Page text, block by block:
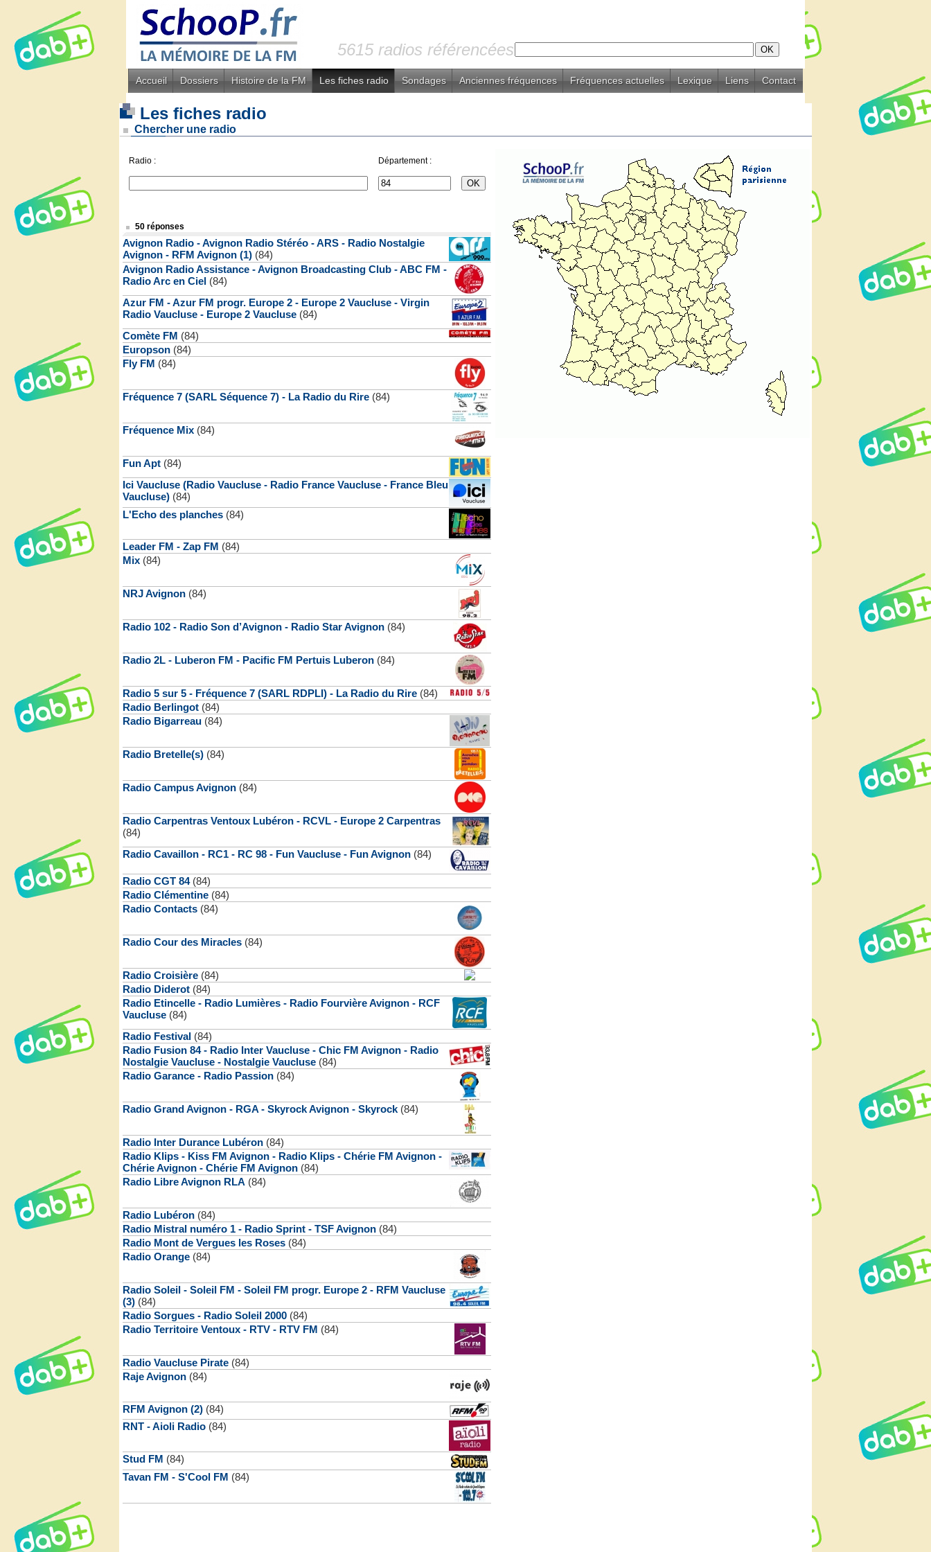
5615 radios référencées
Accueil Dossiers Histoire de la FM Les fiches radio Sondages Anciennes fréquences Fréquences actuelles Lexique Liens Contact
Les fiches radio
Chercher une radio
Radio : Département :
50 réponses
Avignon Radio - Avignon Radio Stéréo - ARS - Radio Nostalgie
Avignon - RFM Avignon (1) (84)
Avignon Radio Assistance - Avignon Broadcasting Club - ABC FM -
Radio Arc en Ciel (84)
Azur FM - Azur FM progr. Europe 2 - Europe 2 Vaucluse - Virgin
Radio Vaucluse - Europe 2 Vaucluse (84)
Comète FM (84)
Europson (84)
Fly FM (84)
Fréquence 7 (SARL Séquence 7) - La Radio du Rire (84)
Fréquence Mix (84)
Fun Apt (84)
Ici Vaucluse (Radio Vaucluse - Radio France Vaucluse - France Bleu
Vaucluse) (84)
L'Echo des planches (84)
Leader FM - Zap FM (84)
Mix (84)
NRJ Avignon (84)
Radio 102 - Radio Son d’Avignon - Radio Star Avignon (84)
Radio 2L - Luberon FM - Pacific FM Pertuis Luberon (84)
Radio 5 sur 5 - Fréquence 7 (SARL RDPLI) - La Radio du Rire (84)
Radio Berlingot (84)
Radio Bigarreau (84)
Radio Bretelle(s) (84)
Radio Campus Avignon (84)
Radio Carpentras Ventoux Lubéron - RCVL - Europe 2 Carpentras
(84)
Radio Cavaillon - RC1 - RC 98 - Fun Vaucluse - Fun Avignon (84)
Radio CGT 84(84)
Radio Clémentine (84)
Radio Contacts (84)
Radio Cour des Miracles (84)
Radio Croisière (84)
Radio Diderot (84)
Radio Etincelle - Radio Lumières - Radio Fourvière Avignon - RCF
Vaucluse (84)
Radio Festival (84)
Radio Fusion 84 - Radio Inter Vaucluse - Chic FM Avignon - Radio
Nostalgie Vaucluse - Nostalgie Vaucluse (84)
Radio Garance - Radio Passion (84)
Radio Grand Avignon - RGA - Skyrock Avignon - Skyrock (84)
Radio Inter Durance Lubéron (84)
Radio Klips - Kiss FM Avignon - Radio Klips - Chérie FM Avignon -
Chérie Avignon - Chérie FM Avignon (84)
Radio Libre Avignon RLA (84)
Radio Lubéron (84)
Radio Mistral numéro 1 - Radio Sprint - TSF Avignon (84)
Radio Mont de Vergues les Roses (84)
Radio Orange (84)
Radio Soleil - Soleil FM - Soleil FM progr. Europe 2 - RFM Vaucluse
(3) (84)
Radio Sorgues - Radio Soleil 2000 (84)
Radio Territoire Ventoux - RTV - RTV FM (84)
Radio Vaucluse Pirate (84)
Raje Avignon (84)
RFM Avignon (2) (84)
RNT - Aioli Radio (84)
Stud FM (84)
Tavan FM - S'Cool FM (84)